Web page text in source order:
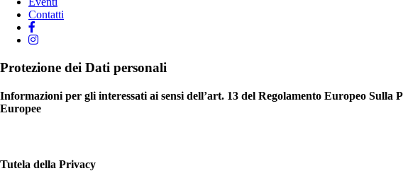
Contatti
Protezione dei Dati personali
Informazioni per gli interessati ai sensi dell’art. 13 del Regolamento Europeo
Europee
Tutela della Privacy